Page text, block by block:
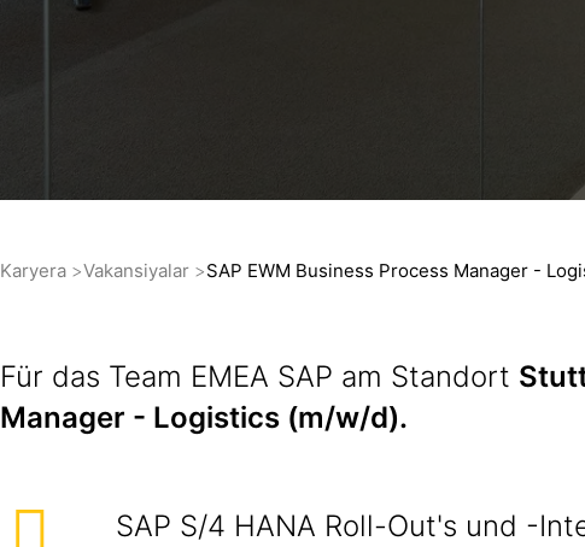
Karyera Vakansiyalar SAP EWM Business Process Manager -
Für das Team EMEA SAP am Standort
Manager - Logistics (m/w/d).
SAP S/4 HANA Roll-Out's und -